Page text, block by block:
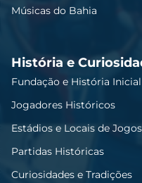
Músicas do Bahia
História e
Fundação e História Inicial
Jogadores Históricos
Estádios e Locais de Jogos
Partidas Históricas
Curiosidades e Tradições